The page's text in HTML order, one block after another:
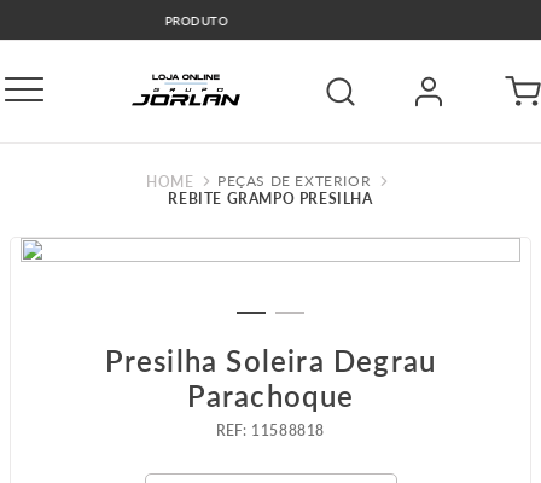
🚛COMPRE E RETIRE GRÁTIS GO
PEÇAS DE EXTERIOR
REBITE GRAMPO PRESILHA
Presilha Soleira Degrau
Parachoque
: 11588818